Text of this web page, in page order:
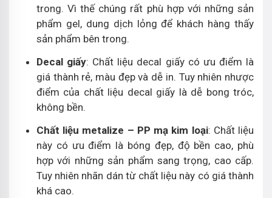
trong. Vì thế chúng rất phù hợp với những sản
phẩm gel, dung dịch lỏng để khách hàng thấy
sản phẩm bên trong.
Decal giấy: Chất liệu decal giấy có ưu điểm là
giá thành rẻ, màu đẹp và dễ in. Tuy nhiên nhược
điểm của chất liệu decal giấy là dễ bong tróc,
không bền.
Chất liệu metalize – PP mạ kim loại: Chất liệu
này có ưu điểm là bóng đẹp, độ bền cao, phù
hợp với những sản phẩm sang trọng, cao cấp.
Tuy nhiên nhãn dán từ chất liệu này có giá thành
khá cao.